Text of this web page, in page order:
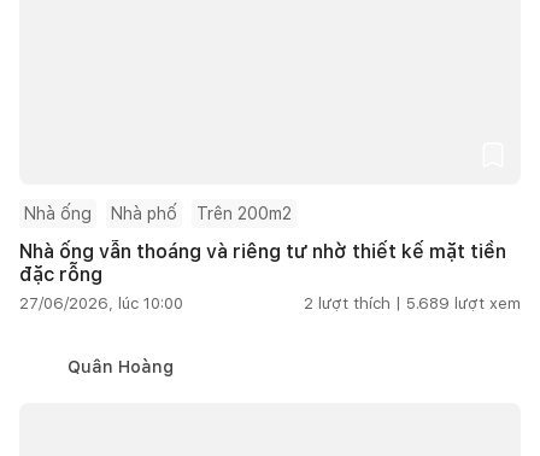
Nhà ống Nhà phố Trên 200m2
Nhà ống vẫn thoáng và riêng tư nhờ thiết kế mặt tiền
đặc rỗng
27/06/2026, lúc 10:00 2 lượt thích | 5.689 lượt xem
Quân Hoàng